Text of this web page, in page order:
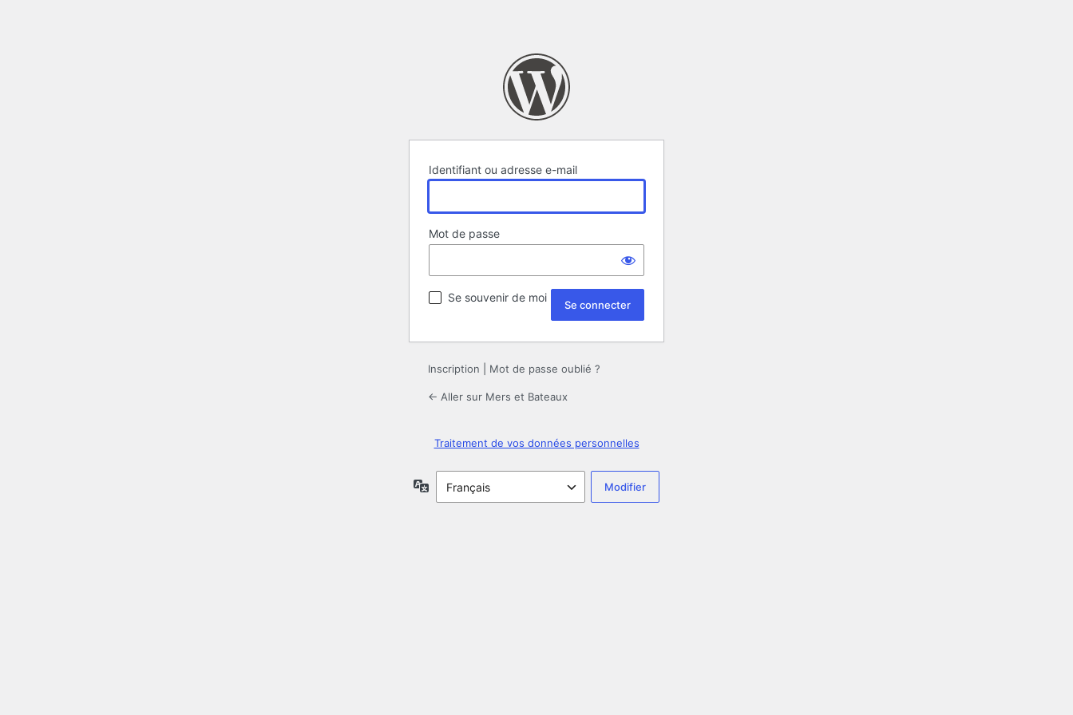
Identifiant ou adresse e-mail
Mot de passe
Se souvenir de moi
Inscription Mot de passe oublié ?
← Aller sur Mers et Bateaux
Traitement de vos données personnelles
Langue